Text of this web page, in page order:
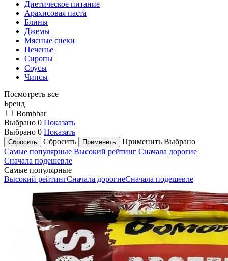
Диетическое питание
Арахисовая паста
Блины
Джемы
Мясные снеки
Печенье
Сиропы
Соусы
Чипсы
Посмотреть все
Бренд
Bombbar
Выбрано 0 Показать
Выбрано 0 Показать
Сбросить
Применить Выбрано
Самые популярные Высокий рейтинг Сначала дорогие
Сначала подешевле
Самые популярные
Высокий рейтингСначала дорогиеСначала подешевле